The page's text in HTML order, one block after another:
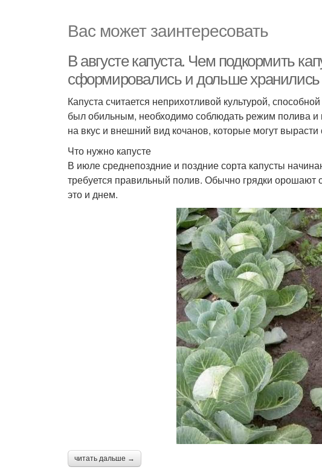
Вас может заинтересовать
В августе капуста. Чем подкормить
сформировались и дольше хранились
Капуста считается неприхотливой культурой,
был обильным, необходимо соблюдать режим полива и
на вкус и внешний вид кочанов, которые могут
Что нужно капусте
В июле среднепоздние и поздние сорта капусты
требуется правильный полив. Обычно грядки орошают
это и днем.
читать дальше →